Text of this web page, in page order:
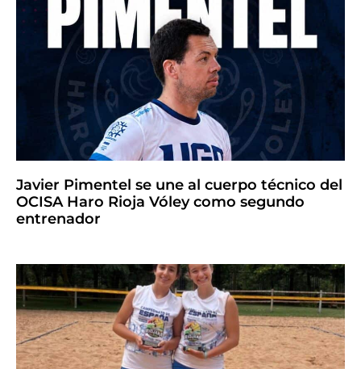
Javier Pimentel se une al cuerpo técnico del
OCISA Haro Rioja Vóley como segundo
entrenador